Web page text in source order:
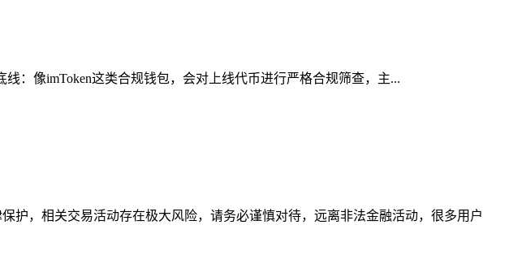
：像imToken这类合规钱包，会对上线代币进行严格合规筛查，主...
护，相关交易活动存在极大风险，请务必谨慎对待，远离非法金融活动，很多用户